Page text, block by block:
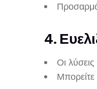
4.
Οι